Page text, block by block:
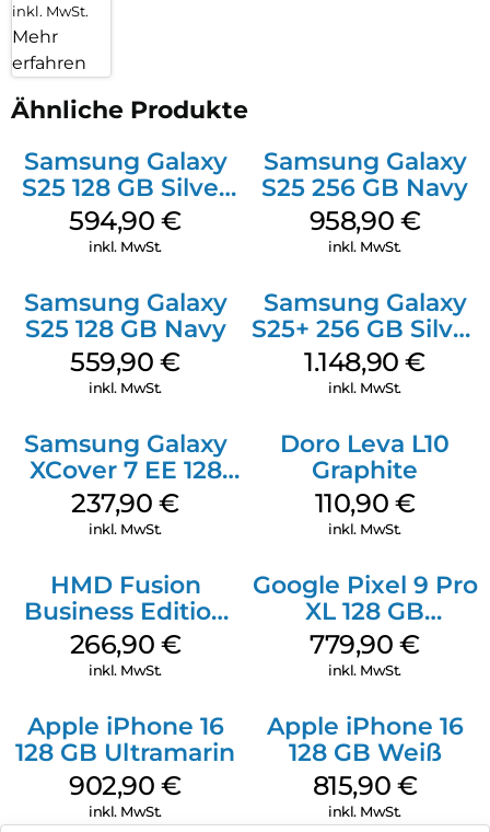
inkl. MwSt.
Mehr
erfahren
Ähnliche Produkte
Samsung Galaxy
S25 128 GB Silver
Shadow
594,90€
inkl. MwSt.
Samsung Galaxy
S25 256 GB Navy
958,90 €
inkl. MwSt.
Samsung Galaxy
S25 128 GB Navy
559,90€
inkl. MwSt.
Samsung Galaxy
S25+ 256 GB Silver
Shadow
1.148,90€
inkl. MwSt.
Samsung Galaxy
XCover 7 EE 128
GB Black
237,90€
inkl. MwSt.
Doro Leva L10
Graphite
110,90 €
inkl. MwSt.
HMD Fusion
Business Edition
256 GB Grey
266,90 €
inkl. MwSt.
Google Pixel 9 Pro
XL 128 GB
Obsidian
779,90€
inkl. MwSt.
Apple iPhone 16
128 GB Ultramarin
902,90€
inkl. MwSt.
Apple iPhone 16
128 GB Weiß
815,90 €
inkl. MwSt.